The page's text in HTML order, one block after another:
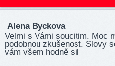
Alena Byckova
Velmi s Vámi soucitim. Moc
podobnou zkušenost. Slovy
vám všem hodně sil